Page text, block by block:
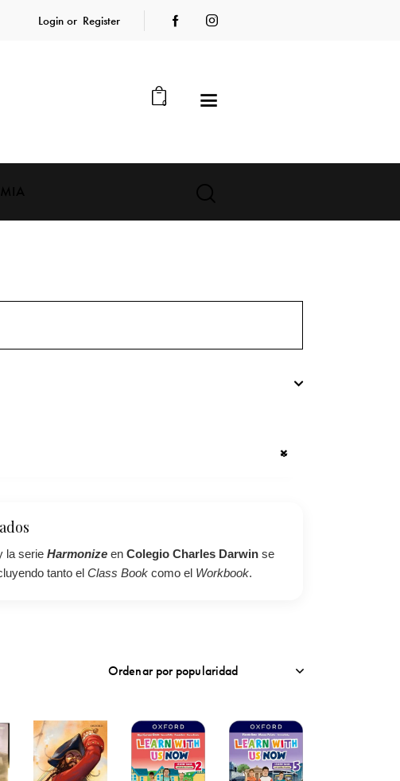
Login or Register
0
×
la serie Harmonizeen Colegio Charles Darwinse
tanto el Class Bookcomo el Workbook.